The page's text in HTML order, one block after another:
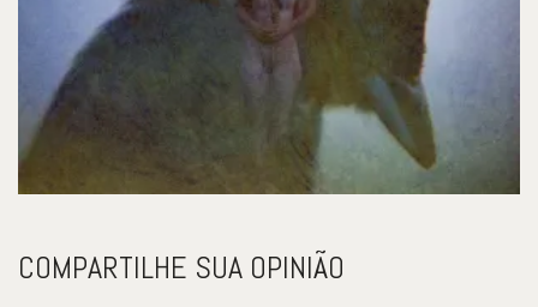
COMPARTILHE SUA OPINIÃO